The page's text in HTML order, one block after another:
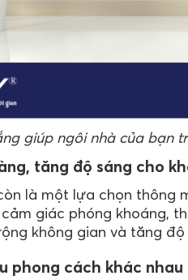
giúp ngôi nhà của bạn
tăng độ sáng cho
là một lựa chọn thông
giác phóng khoáng,
không gian và tăng độ
phong cách khác nhau